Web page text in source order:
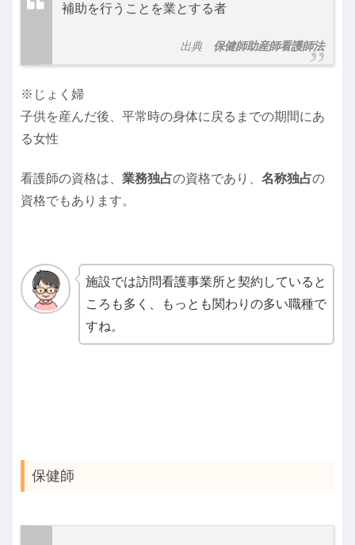
補助を行うことを業とする者
出典 保健師助産師看護師法
※じょく婦
子供を産んだ後、平常時の身体に戻るまでの期間にあ
る女性
看護師の資格は、 業務独占の資格であり、 名称独占の
資格でもあります。
施設では訪問看護事業所と契約していると
ころも多く、もっとも関わりの多い職種で
すね。
保健師